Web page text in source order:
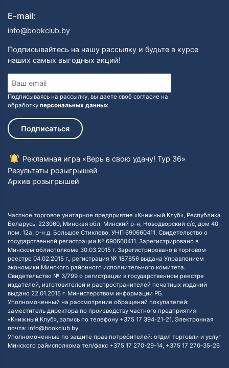
E-mail:
info@bookclub.by
Подписывайтесь на нашу рассылку и будьте в курсе
наших самых выгодных акций!
Подписываясь на рассылку, вы даете своё согласие на
обработку персональных данных
Подписаться
Рекламная игра «Верь в свою удачу! Тур 36»
Результаты розыгрышей
Архив розыгрышей
Частное торговое унитарное предприятие «Книжный Клуб», Республика
Беларусь, 223060, Минская обл, Минский р-н, Новодворский с/с, дом 40,
пом. 12а, р-н д. Большое Стиклево, УНП 690660411. Свидетельство о
государственной регистрации № 690660411. Зарегистрировано в
Минском облисполкоме 30.03.2015 г. Зарегистрировано в торговом
реестре 04.02.2015 г., регистрация № 187656 выдана Управлением
экономики Минского районного исполнительного комитета.
Свидетельство № 3/799 о регистрации в государственном реестре
издателей, изготовителей и распространителей печатных изданий
выдано 22.01.2015 г. Министерством информации РБ.
Уполномоченный на рассмотрение обращений покупателей:
заместитель директора по производству частного предприятия
«Книжный Клуб», запись по телефону +375 17 394-21-21. Электронная
почта: info@bookclub.by
Уполномоченные по защите прав потребителей: отдел торговли и услуг
Минского райисполкома тел/факс +375 17 270-29-14, +375 17 270-35-26